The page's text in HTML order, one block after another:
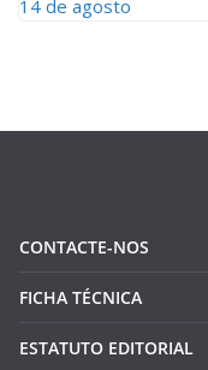
CONTACTE-NOS
FICHA TÉCNICA
ESTATUTO EDITORIAL